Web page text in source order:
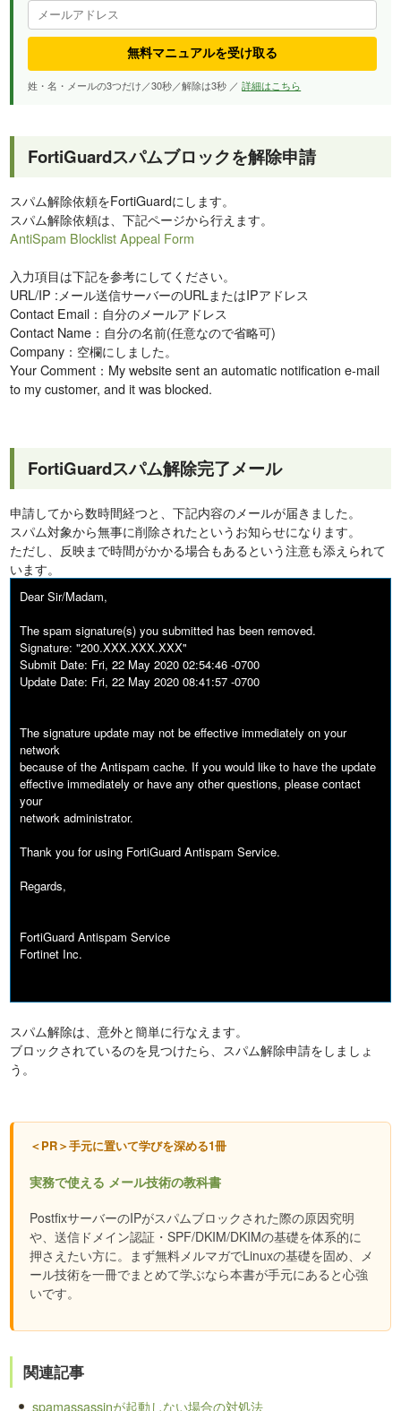
無料マニュアルを受け取る
姓・名・メールの3つだけ／30秒／解除は3秒 ／詳細はこちら
FortiGuardスパムブロックを解除申請
スパム解除依頼をFortiGuardにします。
スパム解除依頼は、下記ページから行えます。
AntiSpam Blocklist Appeal Form
入力項目は下記を参考にしてください。
URL/IP :メール送信サーバーのURLまたはIPアドレス
Contact Email：自分のメールアドレス
Contact Name：自分の名前(任意なので省略可)
Company：空欄にしました。
Your Comment：My website sent an automatic notification e-mail
to my customer, and it was blocked.
FortiGuardスパム解除完了メール
申請してから数時間経つと、下記内容のメールが届きました。
スパム対象から無事に削除されたというお知らせになります。
ただし、反映まで時間がかかる場合もあるという注意も添えられて
います。
Dear Sir/Madam,
The spam signature(s) you submitted has been removed.
Signature: "200.XXX.XXX.XXX"
Submit Date: Fri, 22 May 2020 02:54:46 -0700
Update Date: Fri, 22 May 2020 08:41:57 -0700
The signature update may not be effective immediately on your
network
because of the Antispam cache. If you would like to have the update
effective immediately or have any other questions, please contact
your
network administrator.
Thank you for using FortiGuard Antispam Service.
Regards,
FortiGuard Antispam Service
Fortinet Inc.
スパム解除は、意外と簡単に行なえます。
ブロックされているのを見つけたら、スパム解除申請をしましょ
う。
＜PR＞手元に置いて学びを深める1冊
実務で使える メール技術の教科書
PostfixサーバーのIPがスパムブロックされた際の原因究明
や、送信ドメイン認証・SPF/DKIM/DKIMの基礎を体系的に
押さえたい方に。まず無料メルマガでLinuxの基礎を固め、メ
ール技術を一冊でまとめて学ぶなら本書が手元にあると心強
いです。
関連記事
spamassassinが起動しない場合の対処法